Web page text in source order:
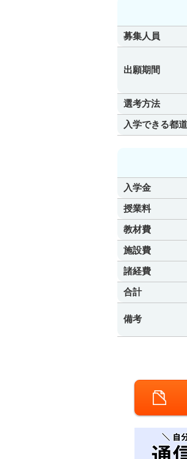
募集人員
出願期間
選考方法
入学できる都
入学金
授業料
教材費
施設費
諸経費
合計
備考